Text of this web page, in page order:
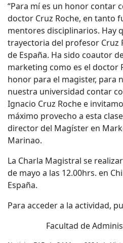
“Para mí es un honor contar
doctor Cruz Roche, en tanto
mentores disciplinarios. Hay
trayectoria del profesor Cruz
de España. Ha sido coautor
marketing como es el doctor
honor para el magister, para
nuestra universidad contar
Ignacio Cruz Roche e
máximo provecho a esta
director del Magíster en
Marinao.
La Charla Magistral se
de mayo a las 12.00hrs. en
España.
Para acceder a la actividad,
Facultad de